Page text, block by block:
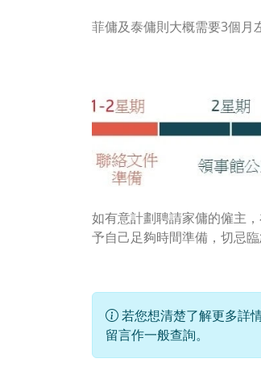
菲傭及泰傭則大概需要3個月
如有意計劃聘請家傭的僱主
予自己足夠時間準備，切忌臨
若您想清楚了解更多詳
留言作一般查詢。